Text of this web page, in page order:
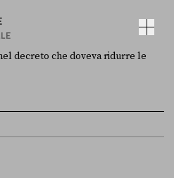
decreto che doveva ridurre le